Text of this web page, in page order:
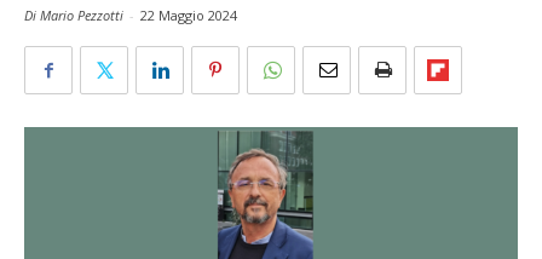
Di Mario Pezzotti - 22 Maggio 2024